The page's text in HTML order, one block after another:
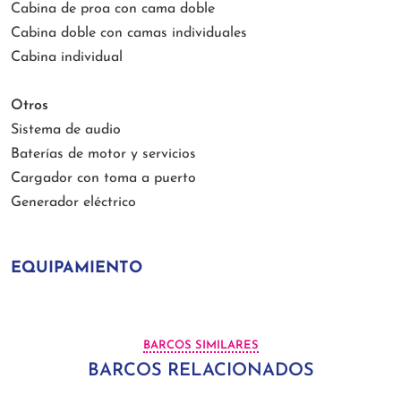
Cabina de proa con cama doble
Cabina doble con camas individuales
Cabina individual
Otros
Sistema de audio
Baterías de motor y servicios
Cargador con toma a puerto
Generador eléctrico
EQUIPAMIENTO
BARCOS SIMILARES
BARCOS RELACIONADOS